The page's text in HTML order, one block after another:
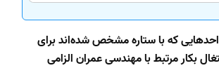
که با ستاره مشخص شده‌اند برای
بکار مرتبط با مهندسی عمران الزامی